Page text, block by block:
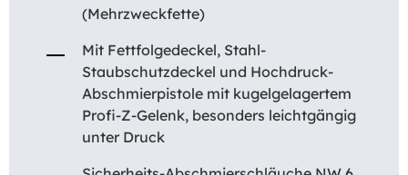
(Mehrzweckfette)
Mit Fettfolgedeckel, Stahl-
Staubschutzdeckel und Hochdruck-
Abschmierpistole mit kugelgelagertem
Profi-Z-Gelenk, besonders leichtgängig
unter Druck